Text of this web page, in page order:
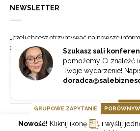
Szukasz sali
pomożemy Ci znaleźć
Twoje wydarzenie!
NEWSLETTER
Jeżeli chcesz otrzymywać najnowsze
zapisz się do naszego newslettera.
GRUPOWE ZAPYTANIE
Nowość! Kliknij ikonę
i wyślij